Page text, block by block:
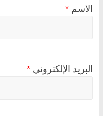
الاسم *
البريد الإلكتروني *